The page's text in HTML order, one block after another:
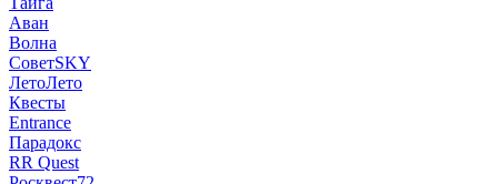
Аван
Волна
СоветSKY
ЛетоЛето
Квесты
Entrance
Парадокс
RR Quest